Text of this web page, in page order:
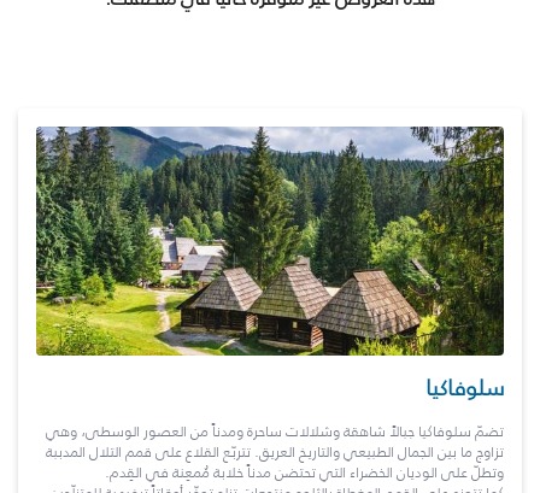
سلوفاكيا
تضمّ سلوفاكيا جبالاً شاهقة وشلالات ساحرة ومدناً من العصور الوسطى، وهي
تزاوج ما بين الجمال الطبيعي والتاريخ العريق. تتربّع القلاع على قمم التلال المدببة
وتطلّ على الوديان الخضراء التي تحتضن مدناً خلابة مُمعِنة في القِدم.